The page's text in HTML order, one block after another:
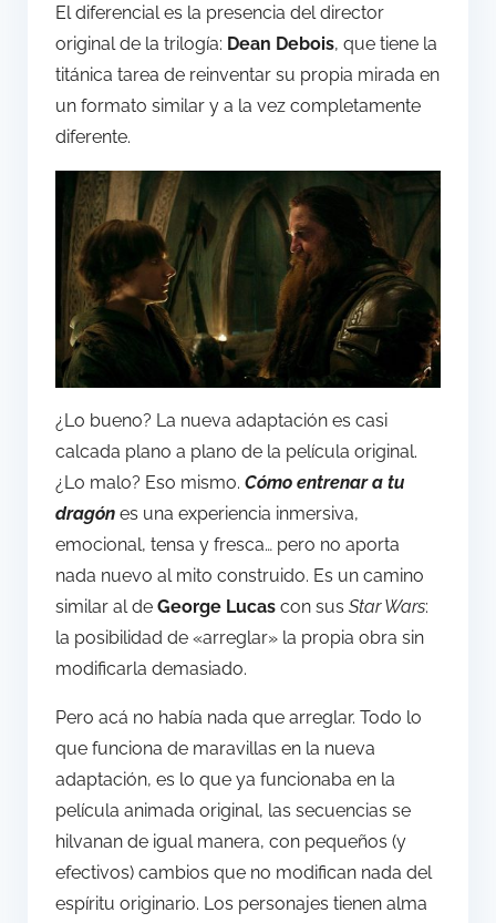
El diferencial es la presencia del director
original de la trilogía: Dean Debois, que tiene la
titánica tarea de reinventar su propia mirada en
un formato similar y a la vez completamente
diferente.
¿Lo bueno? La nueva adaptación es casi
calcada plano a plano de la película original.
¿Lo malo? Eso mismo. Cómo entrenar a tu
dragón es una experiencia inmersiva,
emocional, tensa y fresca… pero no aporta
nada nuevo al mito construido. Es un camino
similar al de George Lucas con sus Star Wars:
la posibilidad de «arreglar» la propia obra sin
modificarla demasiado.
Pero acá no había nada que arreglar. Todo lo
que funciona de maravillas en la nueva
adaptación, es lo que ya funcionaba en la
película animada original, las secuencias se
hilvanan de igual manera, con pequeños (y
efectivos) cambios que no modifican nada del
espíritu originario. Los personajes tienen alma